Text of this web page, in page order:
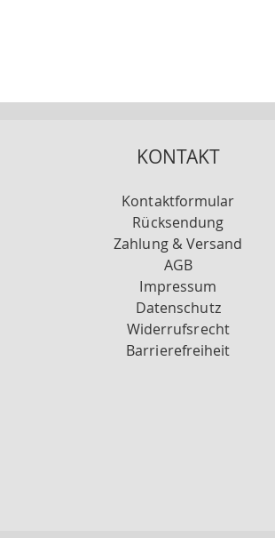
KONTAKT
Kontaktformular
Rücksendung
Zahlung & Versand
AGB
Impressum
Datenschutz
Widerrufsrecht
Barrierefreiheit